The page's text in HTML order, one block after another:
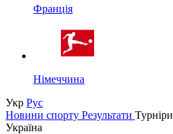
Франція
Німеччина
Укр Рус
Новини спорту Результати Турніри
Україна